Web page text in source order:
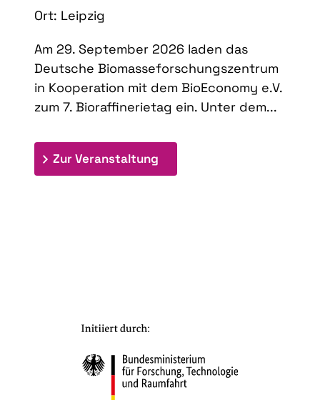
Ort: Leipzig
Am 29. September 2026 laden das
Deutsche Biomasseforschungszentrum
in Kooperation mit dem BioEconomy e.V.
zum 7. Bioraffinerietag ein. Unter dem...
Zur Veranstaltung